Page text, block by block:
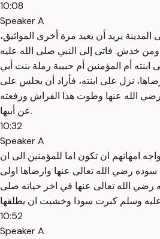
10:08
Speaker A
يريد أن يعيد مرة أخرى المواثيق،
خدش. فاتى إلى النبي صلى الله عليه
أم المؤمنين أم حبيبة رملة بنت أبي
نزل على ابنته، فأراد أن يجلس على
الله عنها وطوت هذا الفراش ورفعته
عن أبيها.
10:32
Speaker A
امهاتهم ان تكون اما للمؤمنين الى ان
رضي الله تعالى عنها وارضاها اولى
رضي الله تعالى عنها في اخر حياته صلى
عليه وسلم كبرت سودا وخشيت ان يطلقها
10:52
Speaker A